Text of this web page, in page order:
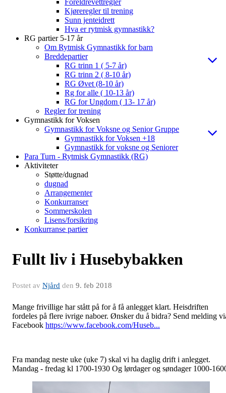
Foreldrevettregler
Kjøreregler til trening
Sunn jenteidrett
Hva er rytmisk gymnastikk?
RG partier 5-17 år
Om Rytmisk Gymnastikk for barn
Breddepartier
RG trinn 1 ( 5-7 år)
RG trinn 2 ( 8-10 år)
RG Øvet (8-10 år)
Rg for alle ( 10-13 år)
RG for Ungdom ( 13- 17 år)
Regler for trening
Gymnastikk for Voksen
Gymnastikk for Voksne og Senior Gruppe
Gymnastikk for Voksen +18
Gymnastikk for voksne og Seniorer
Para Turn - Rytmisk Gymnastikk (RG)
Aktiviteter
Støtte/dugnad
dugnad
Arrangementer
Konkurranser
Sommerskolen
Lisens/forsikring
Konkurranse partier
Fullt liv i Husebybakken
Postet av Njård den 9. feb 2018
Mange frivillige har stått på for å få anlegget klart. Heisdriften
fordeles på flere ivrige naboer. Ønsker du å bidra? Send melding
Facebook https://www.facebook.com/Huseb...
Fra mandag neste uke (uke 7) skal vi ha daglig drift i anlegget.
Mandag - fredag kl 1700-1930 Og lørdager og søndager 1000-